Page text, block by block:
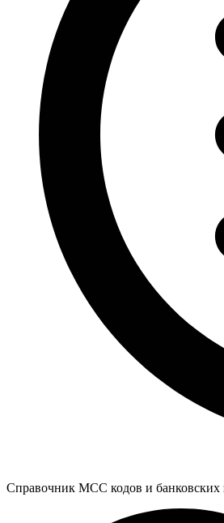
Справочник MCC кодов и банковских